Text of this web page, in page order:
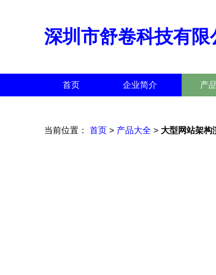
深圳市舒卷科技有限
首页 企业简介 产
当前位置： 首页 > 产品大全 > 大型网站架构